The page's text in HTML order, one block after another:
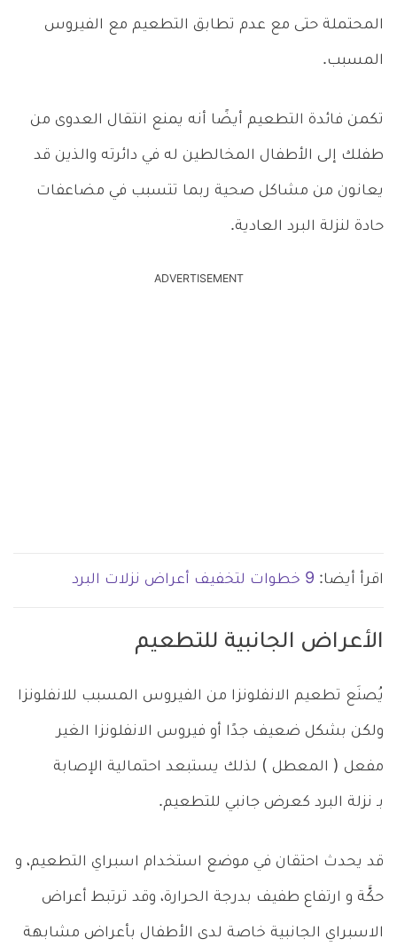
المحتملة حتى مع عدم تطابق التطعيم مع الفيروس
المسبب.
تكمن فائدة التطعيم أيضًا أنه يمنع انتقال العدوى من
طفلك إلى الأطفال المخالطين له في دائرته والذين قد
يعانون من مشاكل صحية ربما تتسبب في مضاعفات
حادة لنزلة البرد العادية.
ADVERTISEMENT
اقرأ أيضا: 9 خطوات لتخفيف أعراض نزلات البرد
الأعراض الجانبية للتطعيم
يُصنَع تطعيم الانفلونزا من الفيروس المسبب للانفلونزا
ولكن بشكل ضعيف جدًا أو فيروس الانفلونزا الغير
مفعل ( المعطل ) لذلك يستبعد احتمالية الإصابة
بـ نزلة البرد كعرض جانبي للتطعيم.
قد يحدث احتقان في موضع استخدام اسبراي التطعيم، و
حكَّة و ارتفاع طفيف بدرجة الحرارة، وقد ترتبط أعراض
الاسبراي الجانبية خاصة لدى الأطفال بأعراض مشابهة